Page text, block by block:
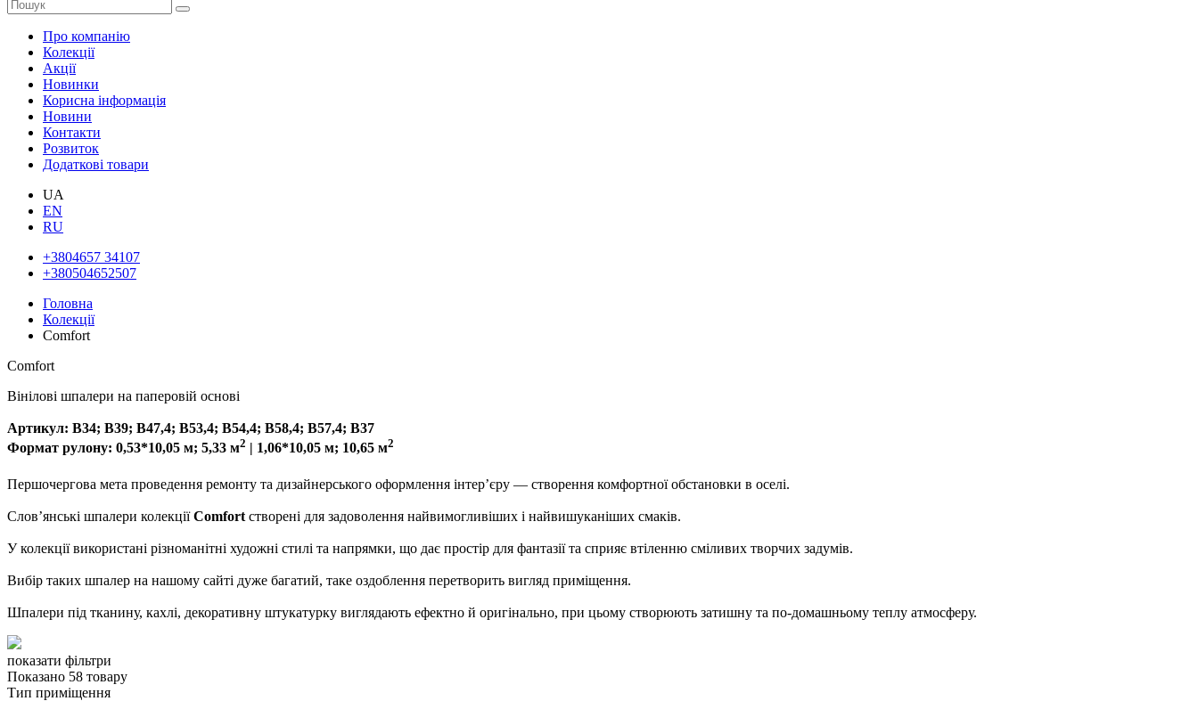
Про компанію
Колекції
Акції
Новинки
Корисна інформація
Новини
Контакти
Розвиток
Додаткові товари
UA
EN
RU
+3804657 34107
+380504652507
Головна
Колекції
Comfort
Comfort
Вінілові шпалери на паперовій основі
Артикул: В34; В39; В47,4; В53,4; В54,4; В58,4; В57,4; В37
Формат рулону: 0,53*10,05 м; 5,33 м2 | 1,06*10,05 м; 10,65 м2
Першочергова мета проведення ремонту та дизайнерського оформлення інтер’єру — створення комфортної обстановки в оселі.
Слов’янські шпалери колекціїComfort створені для задоволення найвимогливіших і найвишуканіших смаків.
У колекції використані різноманітні художні стилі та напрямки, що дає простір для фантазії та сприяє втіленню сміливих творчих задумів.
Вибір таких шпалер на нашому сайті дуже багатий, таке оздоблення перетворить вигляд приміщення.
Шпалери під тканину, кахлі, декоративну штукатурку виглядають ефектно й оригінально, при цьому створюють затишну та по-домашньому теплу атмосферу.
показати фільтри
Показано 58 товару
Тип приміщення